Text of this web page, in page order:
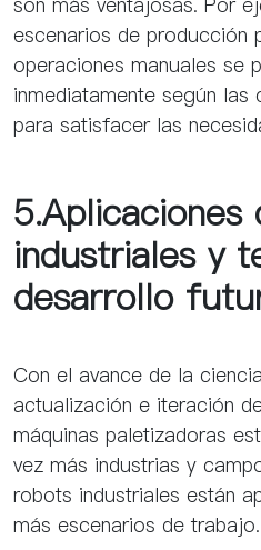
escenarios de producción
operaciones manuales se
inmediatamente según
para satisfacer las
industriales y
desarrollo
Con el avance de la
actualización e iteración
máquinas paletizadoras
vez más industrias y
robots industriales están
más escenarios de trabajo.